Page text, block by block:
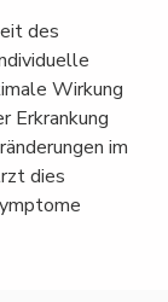
des
Wirkung
Erkrankung
im
dies